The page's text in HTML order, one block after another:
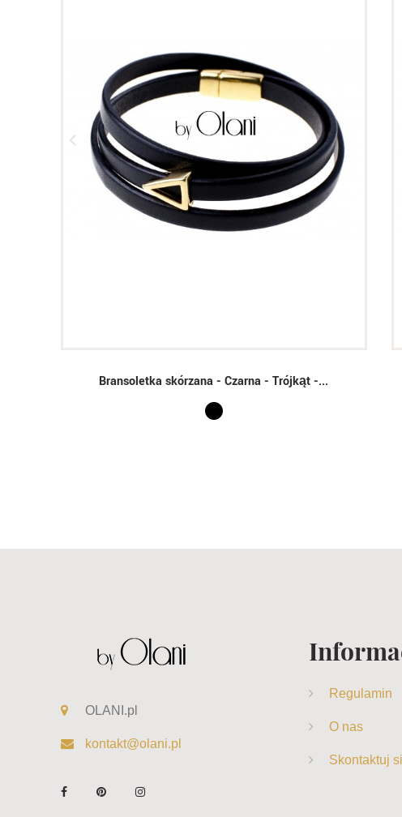
Bransoletka skórzana - Czarna - Trójkąt -...
OLANI.pl
kontakt@olani.pl
Regulamin
O nas
Skontaktuj